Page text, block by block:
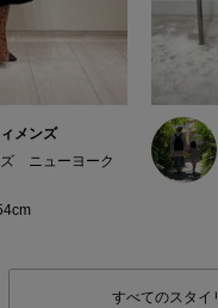
メンズ
ニューヨーク
すべてのスタイ